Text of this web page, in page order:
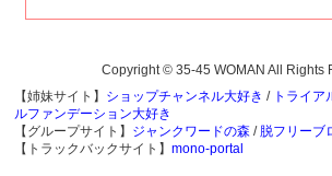
Copyright © 35-45 WOMAN All Rights
【姉妹サイト】 ショップチャンネル大好き / トライア
ルファンデーション大好き
【グループサイト】 ジャンクワードの森 / 脱フリーブ
【トラックバックサイト】mono-portal